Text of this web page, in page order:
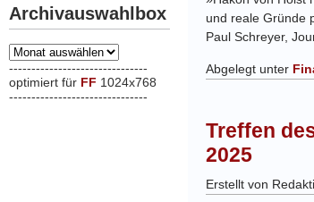
Archivauswahlbox
Archivauswahlbox
-------------------------------
optimiert für FF 1024x768
-------------------------------
und reale Gründe
Paul Schreyer,
Abgelegt unter
Treffen
2025
Erstellt von